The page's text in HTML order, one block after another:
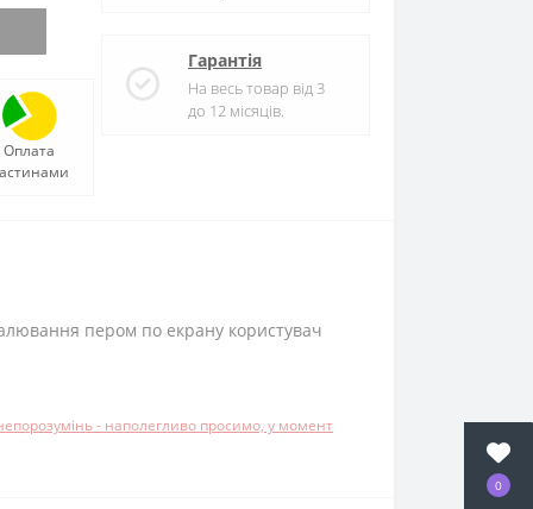
0
Оплата
Гарантія
На весь товар від 3
до 12 місяців.
пером по екрану користувач
- наполегливо просимо, у момент